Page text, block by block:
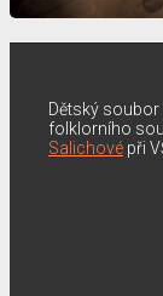
Dětský
folklorního
Salichové při